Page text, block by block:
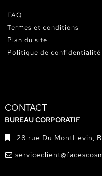
FAQ
Termes et conditions
Plan du site
Politique de confidentialité
CONTACT
BUREAU CORPORATIF
28 rue Du MontLevin,